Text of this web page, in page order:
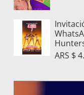
ARS $